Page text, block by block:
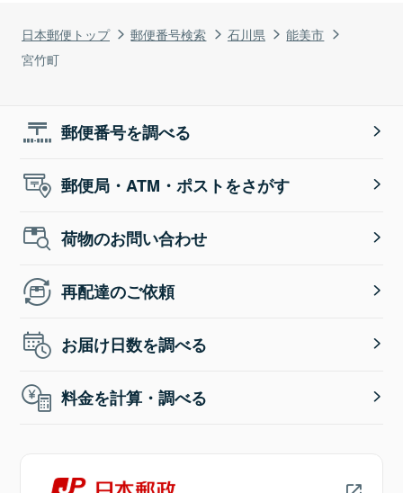
日本郵便トップ 郵便番号検索 石川県
能美市
宮竹町
郵便番号を調べる
郵便局・ATM・ポストをさがす
荷物のお問い合わせ
再配達のご依頼
お届け日数を調べる
料金を計算・調べる